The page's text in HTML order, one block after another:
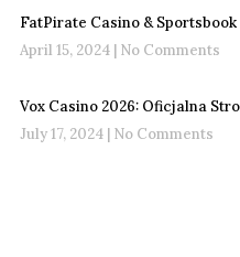
FatPirate Casino & Sportsbook
April 15, 2024 No Comments
Vox Casino 2026: Oficjalna
July 17, 2024 No Comments